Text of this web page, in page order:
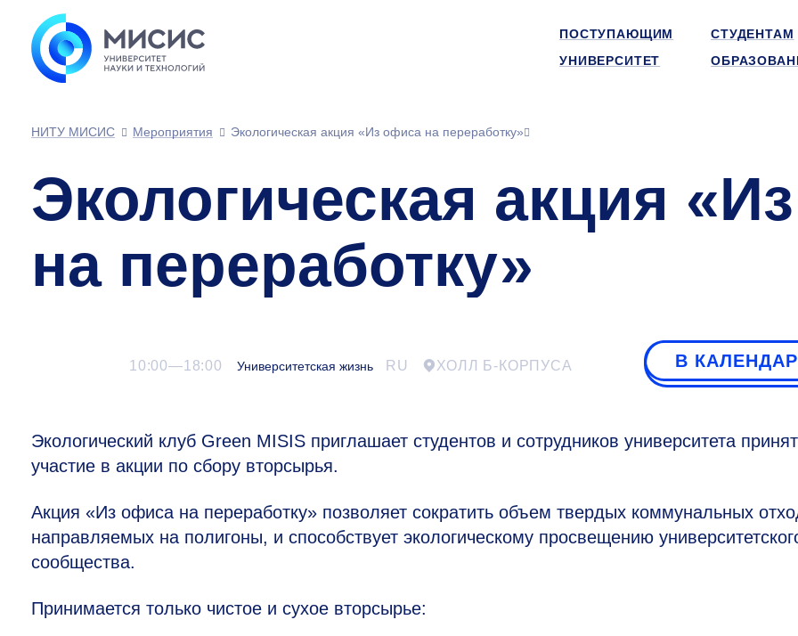
ПОСТУПАЮЩИМ
СТУДЕНТАМ
УНИВЕРСИТЕТ
НИТУ МИСИС Мероприятия Экологическая акция «Из офиса на переработку»
Экологическая акция
на переработку»
10:00—18:00 Университетская жизнь RU ХОЛЛ Б-КОРПУСА В
Экологический клуб Green MISIS приглашает студентов и сотрудников университета
участие в акции по сбору вторсырья.
Акция «Из офиса на переработку» позволяет сократить объем твердых коммунальных
направляемых на полигоны, и способствует экологическому просвещению
сообщества.
Принимается только чистое и сухое вторсырье: